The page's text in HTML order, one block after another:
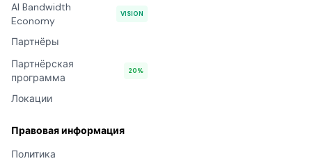
AI Bandwidth
Economy
VISION
Партнёры
Партнёрская
программа
20%
Локации
Правовая информация
Политика